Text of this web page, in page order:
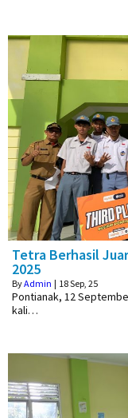
Tetra Berhasil
2025
ByAdmin | 18Sep, 25
Pontianak, 12
kali…